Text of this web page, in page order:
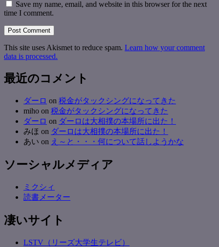
Save my name, email, and website in this browser for the next
time I comment.
This site uses Akismet to reduce spam. Learn how your comment
data is processed.
最近のコメント
ダーロ on 税金がタックシングになってきた
miho on 税金がタックシングになってきた
ダーロ on ダーロは大相撲の本場所に出た！
みほ on ダーロは大相撲の本場所に出た！
あい on え～と・・・何について話しようかな
ソーシャルメディア
ミクシィ
読書メーター
凄いサイト
LSTV（リーズ大学生テレビ）